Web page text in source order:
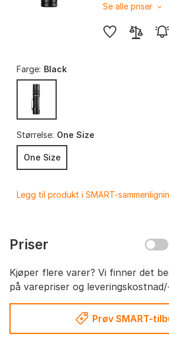
Se alle priser
Farge: Black
Størrelse: One Size
One Size
Legg til produkt i SMART-
Priser
Kjøper flere varer? Vi finner det
på varepriser og
Prøv SMART-